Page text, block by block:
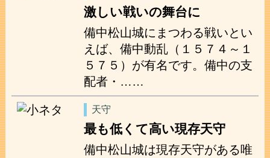
激しい戦いの舞台に
備中松山城にまつわる戦いとい
えば、備中動乱（１５７４～１
５７５）が有名です。備中の支
配者・……
天守
最も低くて高い現存天守
備中松山城は現存天守がある唯